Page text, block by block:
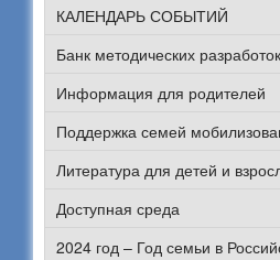
КАЛЕНДАРЬ СОБЫТИЙ
Банк методических разработок
Информация для родителей
Поддержка семей
Литература для детей и
Доступная среда
2024 год – Год семьи в